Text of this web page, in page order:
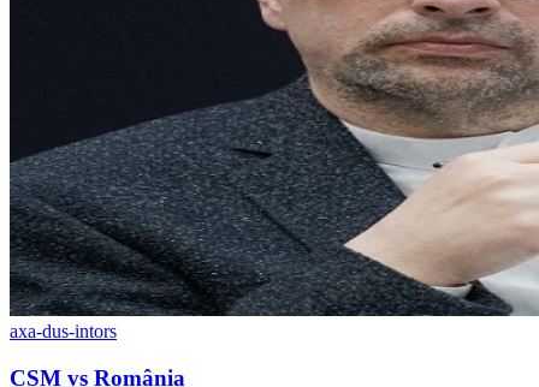
axa-dus-intors
CSM vs România